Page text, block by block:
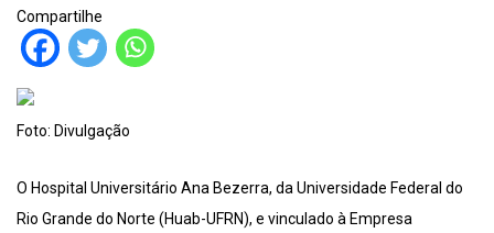
Compartilhe
Foto: Divulgação
O Hospital Universitário Ana Bezerra, da Universidade Federal do
Rio Grande do Norte (Huab-UFRN), e vinculado à Empresa